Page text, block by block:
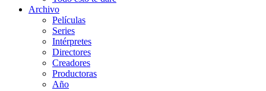
Archivo
Películas
Series
Intérpretes
Directores
Creadores
Productoras
Año